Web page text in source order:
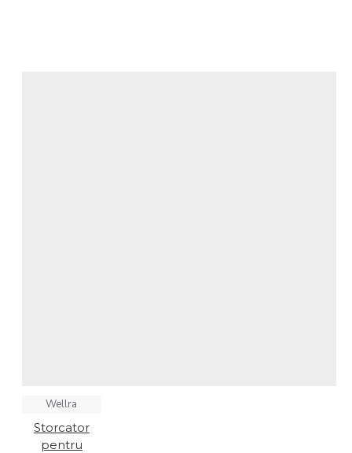
Wellra
Storcator
pentru